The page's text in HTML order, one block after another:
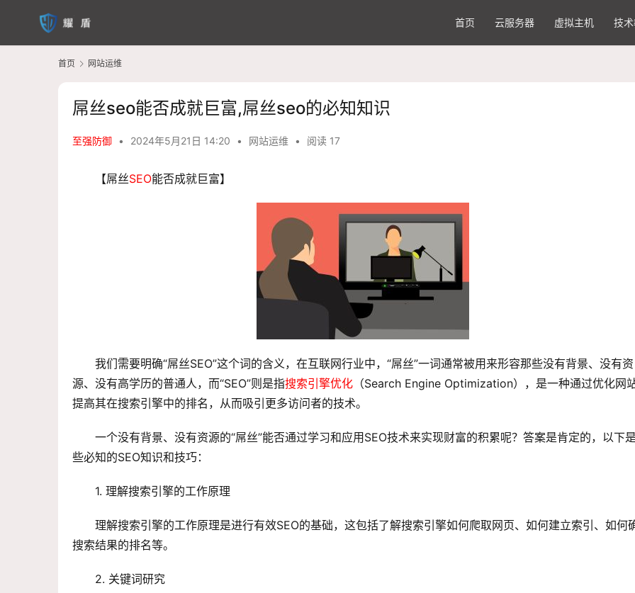
首页 云服务器 虚拟主机 技
首页 网站运维
屌丝seo能否成就巨富,屌丝seo的必知知识
至强防御 • 2024年5月21日 14:20 • 网站运维 • 阅读 17
【屌丝SEO能否成就巨富】
我们需要明确“屌丝SEO”这个词的含义，在互联网行业中，“屌丝”一词通常被用来形容那些没有背景、没有资
源、没有高学历的普通人，而“SEO”则是指搜索引擎优化 （Search Engine Optimization），是一种通过优化网
提高其在搜索引擎中的排名，从而吸引更多访问者的技术。
一个没有背景、没有资源的“屌丝”能否通过学习和应用SEO技术来实现财富的积累呢？答案是肯定的，以下
些必知的SEO知识和技巧：
1. 理解搜索引擎的工作原理
理解搜索引擎的工作原理是进行有效SEO的基础，这包括了解搜索引擎如何爬取网页、如何建立索引、如何
搜索结果的排名等。
2. 关键词研究